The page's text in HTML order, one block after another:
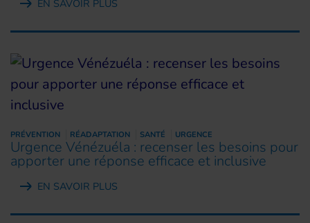
EN SAVOIR PLUS
PRÉVENTION RÉADAPTATION SANTÉ URGENCE
Urgence Vénézuéla : recenser les besoins pour
apporter une réponse efficace et inclusive
EN SAVOIR PLUS